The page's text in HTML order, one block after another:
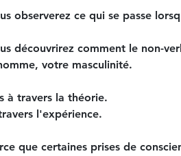
observerez ce qui se passe
découvrirez comment le non-
votre masculinité.
à travers la théorie.
l'expérience.
que certaines prises de